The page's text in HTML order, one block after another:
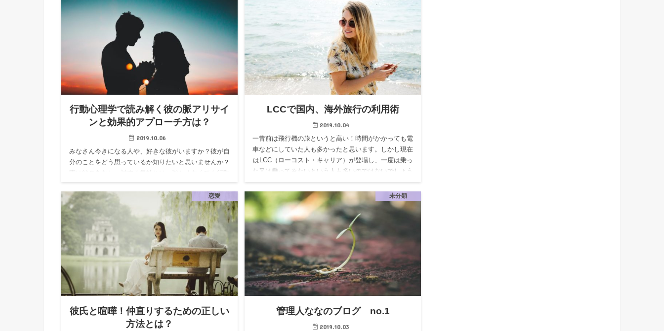
行動心理学で読み解く彼の脈アリサイ
ンと効果的アプローチ方は？
2019.10.06
みなさん今きになる人や、好きな彼がいますか？彼が自
分のことをどう思っているか知りたいと思いませんか？
ちがわかる行動心理…
LCCで国内、海外旅行の利用術
2019.10.04
一昔前は飛行機の旅というと高い！時間がかかっても電
車などにしていた人も多かったと思います。しかし現在
はLCC（ローコスト・キャリア）が登場し、一度は乗っ
た又は乗ってみたいという人も多いのではないでしょう
恋愛
彼氏と喧嘩！仲直りするための正しい
方法とは？
未分類
管理人ななのブログ no.1
2019.10.03